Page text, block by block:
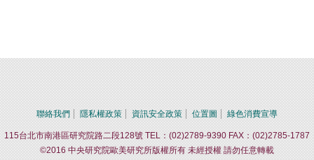
聯絡我們 隱私權政策 資訊安全政策 位置圖 綠色消費宣導
115台北市南港區研究院路二段128號 TEL：(02)2789-9390 FAX：(02)2785-1787
©2016 中央研究院歐美研究所版權所有 未經授權 請勿任意轉載